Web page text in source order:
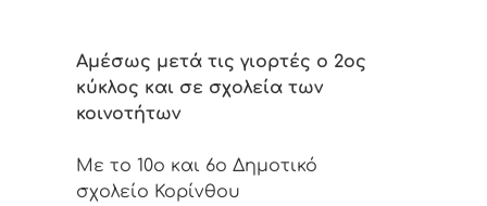
Αμέσως μετά τις γιορτές ο 2ος
κύκλος και σε σχολεία των
κοινοτήτων
Με το 10ο και 6ο Δημοτικό
σχολείο Κορίνθου